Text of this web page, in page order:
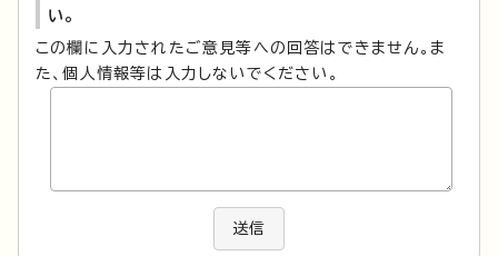
い。
この欄に入力されたご意見等への回答はできません。ま
た、個人情報等は入力しないでください。
送信